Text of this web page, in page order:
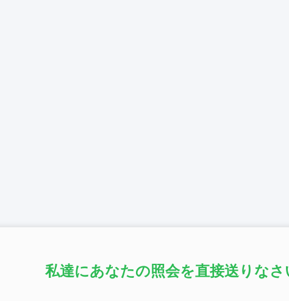
私達にあなたの照会を直接送りなさ